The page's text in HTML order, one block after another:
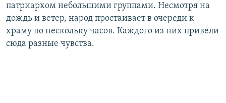
патриархом небольшими группами. Несмотря на
дождь и ветер, народ простаивает в очереди к
храму по нескольку часов. Каждого из них привели
сюда разные чувства.